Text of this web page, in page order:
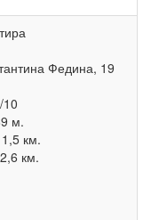
Федина, 19
м.
км.
км.